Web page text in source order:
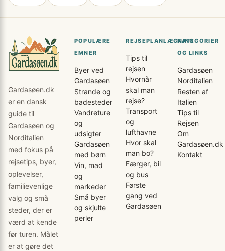
Gardasøen.dk
er en dansk
guide til
Gardasøen og
Norditalien
med fokus på
rejsetips, byer,
oplevelser,
familievenlige
valg og små
steder, der er
værd at kende
før turen. Målet
er at gøre det
POPULÆRE
EMNER
Byer ved
Gardasøen
Strande og
badesteder
Vandreture
og
udsigter
Gardasøen
med børn
Vin, mad
og
markeder
Små byer
og skjulte
perler
REJSEPLANLÆGNING
Tips til
rejsen
Hvornår
skal man
rejse?
Transport
og
lufthavne
Hvor skal
man bo?
Færger, bil
og bus
Første
gang ved
Gardasøen
KATEGORIER
OG LINKS
Gardasøen
Norditalien
Resten af
Italien
Tips til
Rejsen
Om
Gardasøen.dk
Kontakt